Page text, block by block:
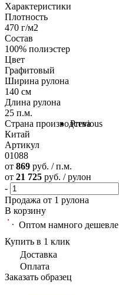
Previous
Характеристики
Плотность
470 г/м2
Состав
100% полиэстер
Цвет
Графитовый
Ширина рулона
140 см
Длина рулона
25 п.м.
Страна производства
Китай
Артикул
01088
от 869 руб. / п.м.
от 21 725 руб. / рулон
-
Продажа от 1 рулона
В корзину
Оптом намного дешевле
Купить в 1 клик
Доставка
Оплата
Заказать образец